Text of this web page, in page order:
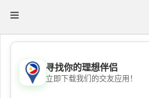
Toggle
💖
寻找你的理想伴侣
立即下载我们的交友应用！